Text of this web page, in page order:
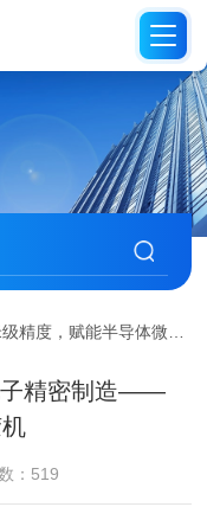
赋能半导体微电子精密制造——MUSASHI武藏ML-8000X点胶机
子精密制造——
：519